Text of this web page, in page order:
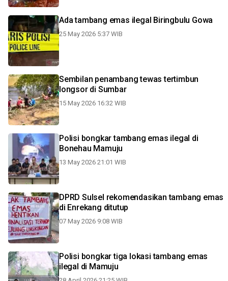
Ada tambang emas ilegal Biringbulu Gowa
25 May 2026 5:37 WIB
Sembilan penambang tewas tertimbun
longsor di Sumbar
15 May 2026 16:32 WIB
Polisi bongkar tambang emas ilegal di
Bonehau Mamuju
13 May 2026 21:01 WIB
DPRD Sulsel rekomendasikan tambang emas
di Enrekang ditutup
07 May 2026 9:08 WIB
Polisi bongkar tiga lokasi tambang emas
ilegal di Mamuju